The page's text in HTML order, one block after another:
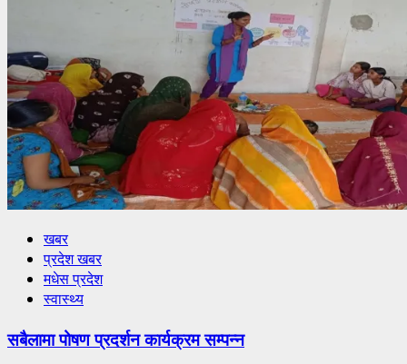
खबर
प्रदेश खबर
मधेस प्रदेश
स्वास्थ्य
सबैलामा पोषण प्रदर्शन कार्यक्रम सम्पन्न